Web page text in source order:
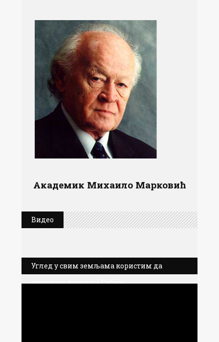
Академик Михаило Марковић
Видео
Углед у свим земљама користим да
олакшам позиције Србије